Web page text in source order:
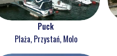
Puck
Plaża, Przystań, Molo